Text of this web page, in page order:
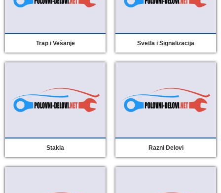
Trap i Vešanje Svetla i Signalizacija
Stakla Razni Delovi